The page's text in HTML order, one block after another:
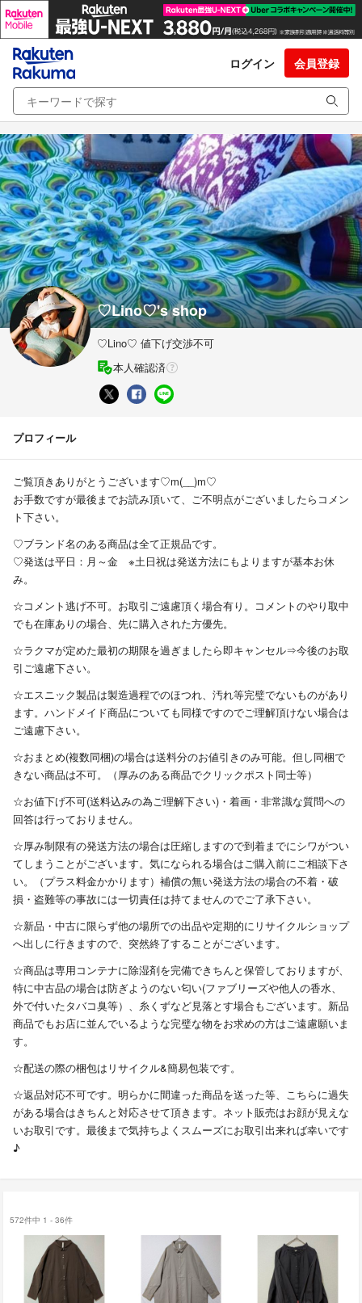
ログイン 会員登録
♡Lino♡'s shop
♡Lino♡ 値下げ交渉不可
本人確認済
プロフィール
ご覧頂きありがとうございます♡m(__)m♡
お手数ですが最後までお読み頂いて、ご不明点がございましたらコメン
ト下さい。
♡ブランド名のある商品は全て正規品です。
♡発送は平日：月～金 ※土日祝は発送方法にもよりますが基本お休
み。
☆コメント逃げ不可。お取引ご遠慮頂く場合有り。コメントのやり取中
でも在庫ありの場合、先に購入された方優先。
☆ラクマが定めた最初の期限を過ぎましたら即キャンセル⇒今後のお取
引ご遠慮下さい。
☆エスニック製品は製造過程でのほつれ、汚れ等完璧でないものがあり
ます。ハンドメイド商品についても同様ですのでご理解頂けない場合は
ご遠慮下さい。
☆おまとめ(複数同梱)の場合は送料分のお値引きのみ可能。但し同梱で
きない商品は不可。（厚みのある商品でクリックポスト同士等）
☆お値下げ不可(送料込みの為ご理解下さい)・着画・非常識な質問への
回答は行っておりません。
☆厚み制限有の発送方法の場合は圧縮しますので到着までにシワがつい
てしまうことがございます。気になられる場合はご購入前にご相談下さ
い。（プラス料金かかります）補償の無い発送方法の場合の不着・破
損・盗難等の事故には一切責任は持てませんのでご了承下さい。
☆新品・中古に限らず他の場所での出品や定期的にリサイクルショップ
へ出しに行きますので、突然終了することがございます。
☆商品は専用コンテナに除湿剤を完備できちんと保管しておりますが、
特に中古品の場合は防ぎようのない匂い(ファブリーズや他人の香水、
外で付いたタバコ臭等）、糸くずなど見落とす場合もございます。新品
商品でもお店に並んでいるような完璧な物をお求めの方はご遠慮願いま
す。
☆配送の際の梱包はリサイクル&簡易包装です。
☆返品対応不可です。明らかに間違った商品を送った等、こちらに過失
がある場合はきちんと対応させて頂きます。ネット販売はお顔が見えな
いお取引です。最後まで気持ちよくスムーズにお取引出来れば幸いです
♪
572件中 1 - 36件